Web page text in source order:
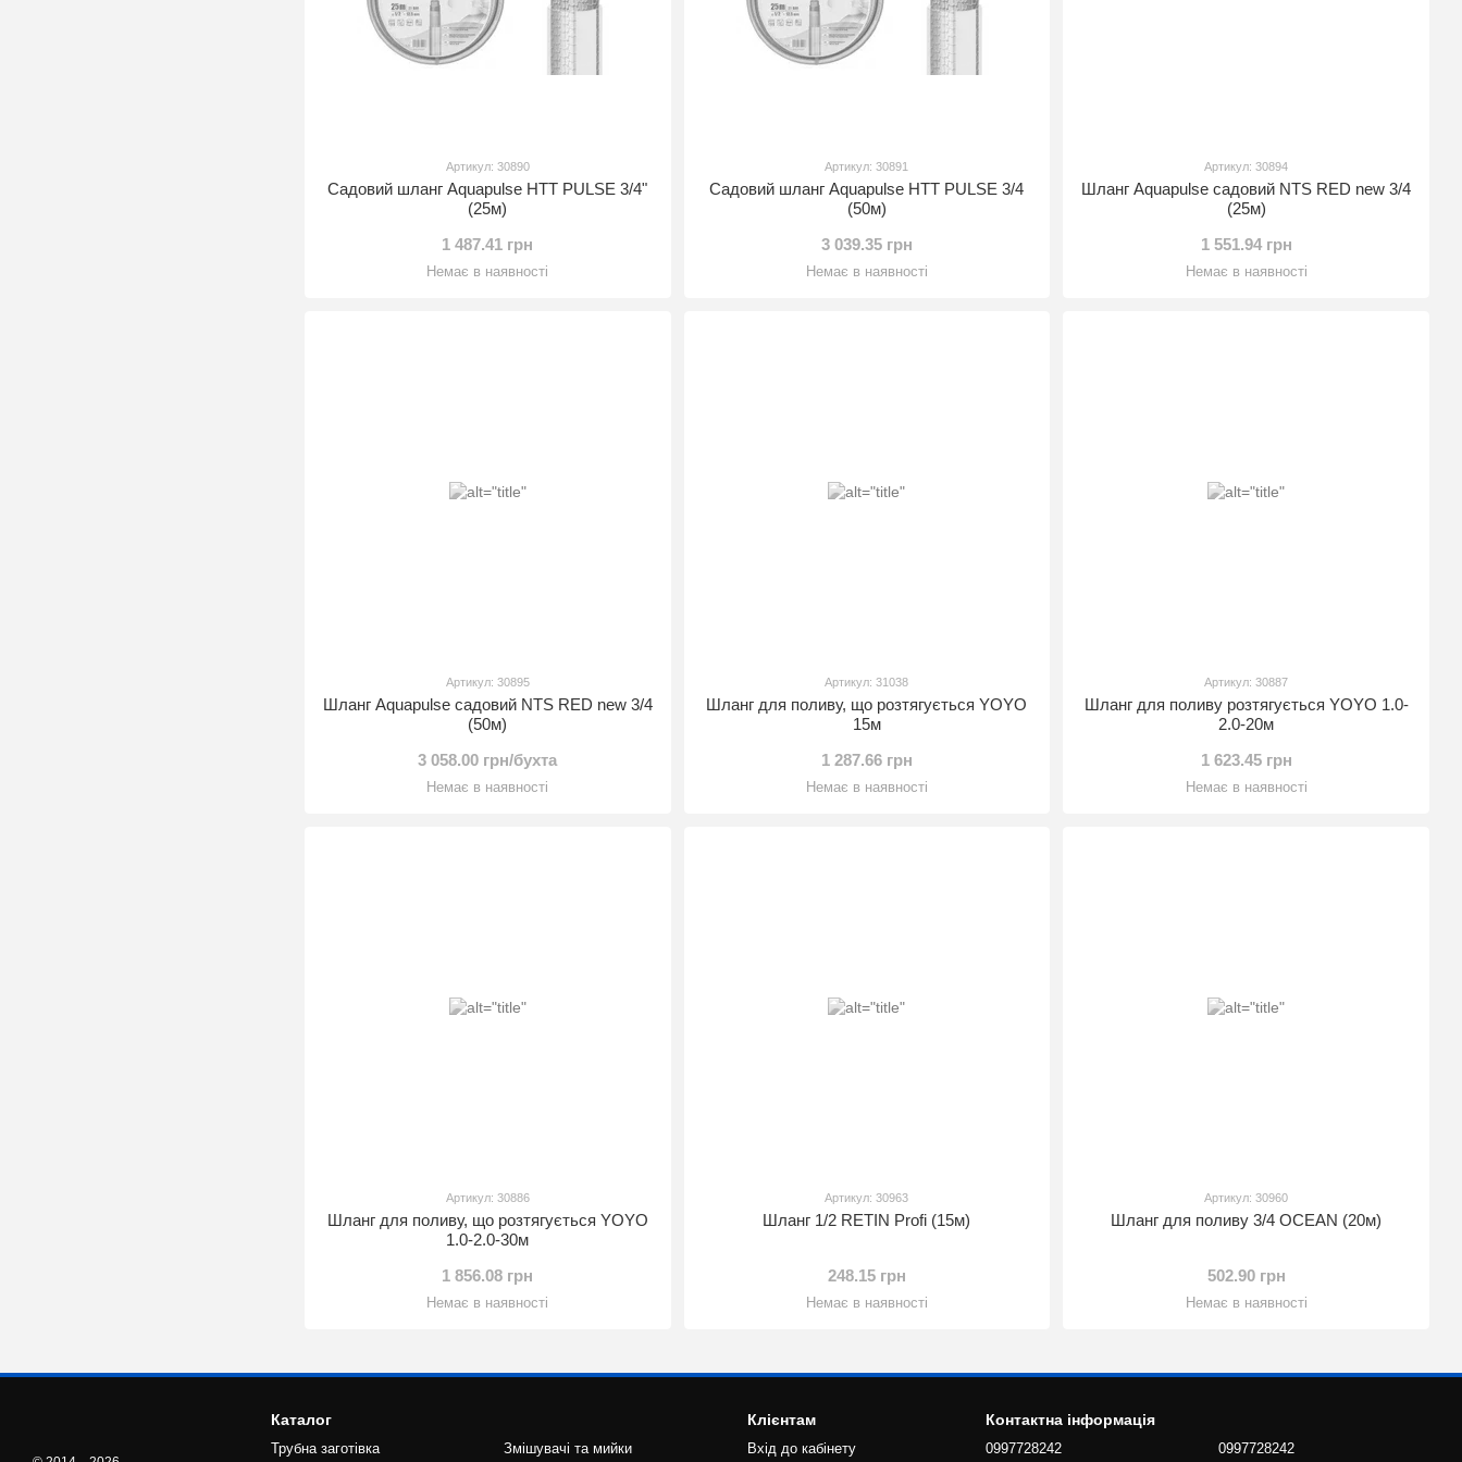
Артикул: 30890
Садовий шланг Aquapulse HTT PULSE 3/4"
(25м)
1 487.41 грн
Немає в наявності
Артикул: 30891
Садовий шланг Aquapulse HTT PULSE 3/4
(50м)
3 039.35 грн
Немає в наявності
Артикул: 30894
Шланг Aquapulse садовий NTS RED new 3/4
(25м)
1 551.94 грн
Немає в наявності
Артикул: 30895
Шланг Aquapulse садовий NTS RED new 3/4
(50м)
3 058.00 грн/бухта
Немає в наявності
Артикул: 31038
Шланг для поливу, що розтягується YOYO
15м
1 287.66 грн
Немає в наявності
Артикул: 30887
Шланг для поливу розтягується YOYO 1.0-
2.0-20м
1 623.45 грн
Немає в наявності
Артикул: 30886
Шланг для поливу, що розтягується YOYO
1.0-2.0-30м
1 856.08 грн
Немає в наявності
Артикул: 30963
Шланг 1/2 RETIN Profi (15м)
248.15 грн
Немає в наявності
Артикул: 30960
Шланг для поливу 3/4 OCEAN (20м)
502.90 грн
Немає в наявності
Каталог
Трубна заготівка Змішувачі та мийки
Клієнтам
Вхід до кабінету
Контактна інформація
0997728242 0997728242